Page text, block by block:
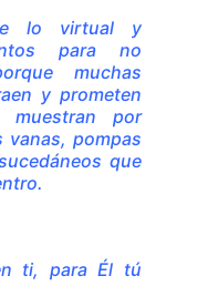
lo virtual y
para no
muchas
y prometen
muestran por
vanas, pompas
que
ti, para Él tú